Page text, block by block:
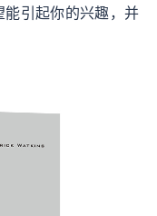
能引起你的兴趣，并